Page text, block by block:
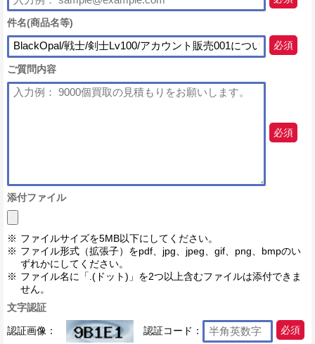
件名(商品名等)
必須
ご質問内容
必須
添付ファイル
ファイルサイズを5MB以下にしてください。
ファイル形式（拡張子）をpdf、jpg、jpeg、gif、png、bmpのい
ずれかにしてください。
ファイル名に「.(ドット)」を2つ以上含むファイルは添付できま
せん。
文字認証
認証画像： 認証コード： 必須